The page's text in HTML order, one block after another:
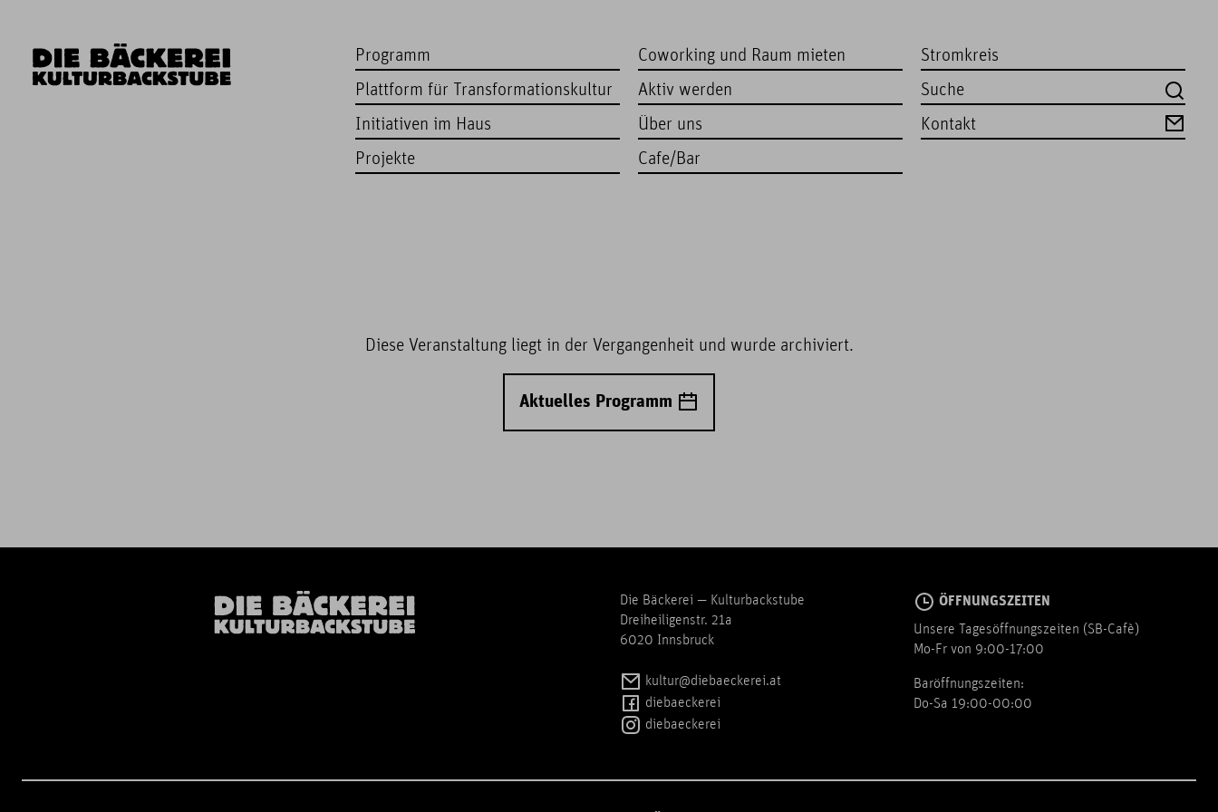
Programm
Plattform für Transformationskultur
Initiativen im Haus
Projekte
Coworking und Raum mieten
Aktiv werden
Über uns
Cafe/Bar
Stromkreis
Kontakt
Diese Veranstaltung liegt in der Vergangenheit und wurde archiviert.
Aktuelles Programm
Die Bäckerei — Kulturbackstube
Dreiheiligenstr. 21a
6020 Innsbruck
kultur@diebaeckerei.at
diebaeckerei
diebaeckerei
ÖFFNUNGSZEITEN
Unsere Tagesöffnungszeiten (SB-Cafè)
Mo-Fr von 9:00-17:00
Baröffnungszeiten:
Do-Sa 19:00-00:00